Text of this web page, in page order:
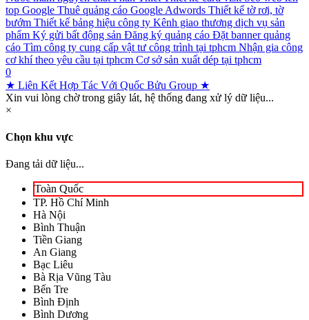
top Google Thuê quảng cáo Google Adwords Thiết kế tờ rơi, tờ
bướm Thiết kế bảng hiệu công ty Kênh giao thương dịch vụ sản
phẩm Ký gửi bất động sản Đăng ký quảng cáo Đặt banner quảng
cáo Tìm công ty cung cấp vật tư công trình tại tphcm Nhận gia công
cơ khí theo yêu cầu tại tphcm Cơ sở sản xuất dép tại tphcm
0
★ Liên Kết Hợp Tác Với Quốc Bửu Group ★
Xin vui lòng chờ trong giây lát, hệ thống đang xử lý dữ liệu...
×
Chọn khu vực
Đang tải dữ liệu...
Toàn Quốc
TP. Hồ Chí Minh
Hà Nội
Bình Thuận
Tiền Giang
An Giang
Bạc Liêu
Bà Rịa Vũng Tàu
Bến Tre
Bình Định
Bình Dương